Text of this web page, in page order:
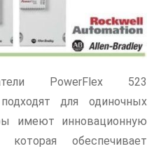
PowerFlex 523
для одиночных
имеют инновационную
обеспечивает